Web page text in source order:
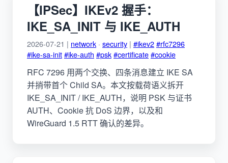
【IPSec】IKEv2 握手：
IKE_SA_INIT 与 IKE_AUTH
2026-07-21 | network · security | #ikev2#rfc7296
#ike-sa-init#ike-auth #psk#certificate#cookie
RFC 7296 用两个交换、四条消息建立 IKE SA
并捎带首个 Child SA。本文按载荷语义拆开
IKE_SA_INIT / IKE_AUTH，说明 PSK 与证书
AUTH、Cookie 抗 DoS 边界，以及和
WireGuard 1.5 RTT 确认的差异。